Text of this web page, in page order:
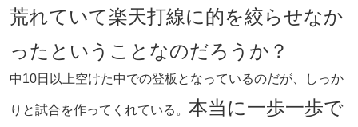
荒れていて楽天打線に的を絞らせなか
ったということなのだろうか？
中10日以上空けた中での登板となっているのだが、しっか
りと試合を作ってくれている。 本当に一歩一歩で